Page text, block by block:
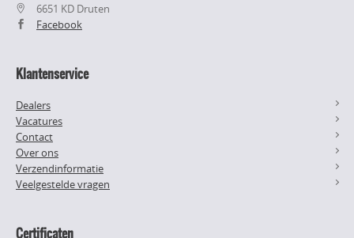
6651 KD Druten
Facebook
Klantenservice
Dealers
Vacatures
Contact
Over ons
Verzendinformatie
Veelgestelde vragen
Certificaten